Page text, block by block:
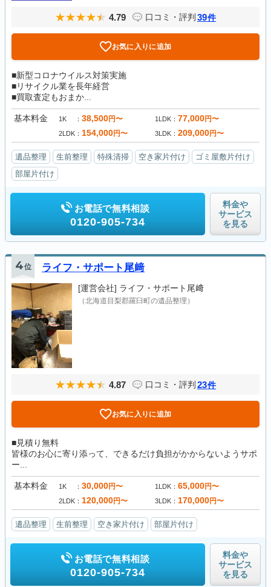
4.79 口コミ・評判 39件
お気に入りに追加
■新型コロナウイルス対策実施
■リサイクル業を長年経営
■買取査定もおまか...
基本料金 1K 38,500円〜 1LDK 77,000円〜
2LDK 154,000円〜 3LDK 209,000円〜
遺品整理 生前整理 特殊清掃 空き家片付け
ゴミ屋敷片付け
部屋片付け
お電話で無料相談
0120-905-734
料金や
サービス
を見る
4位 ライフ・サポート尾﨑
[運営会社] ライフ・サポート尾﨑
（北海道目梨郡羅臼町の遺品整理）
4.87 口コミ・評判 23件
お気に入りに追加
■見積り無料
皆様のお心に寄り添って、できるだけ負担がかからないようサポ
ー...
基本料金 1K 30,000円〜 1LDK 65,000円〜
2LDK 120,000円〜 3LDK 170,000円〜
遺品整理 生前整理 空き家片付け 部屋片付け
お電話で無料相談
0120-905-734
料金や
サービス
を見る